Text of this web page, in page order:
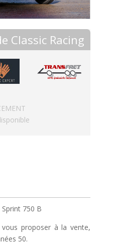
Classic Racing
750 B
proposer à la vente,
50.